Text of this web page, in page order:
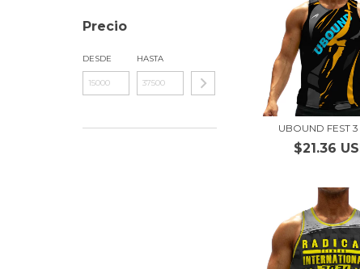
Precio
DESDE HASTA
UBOUND FEST
$21.36